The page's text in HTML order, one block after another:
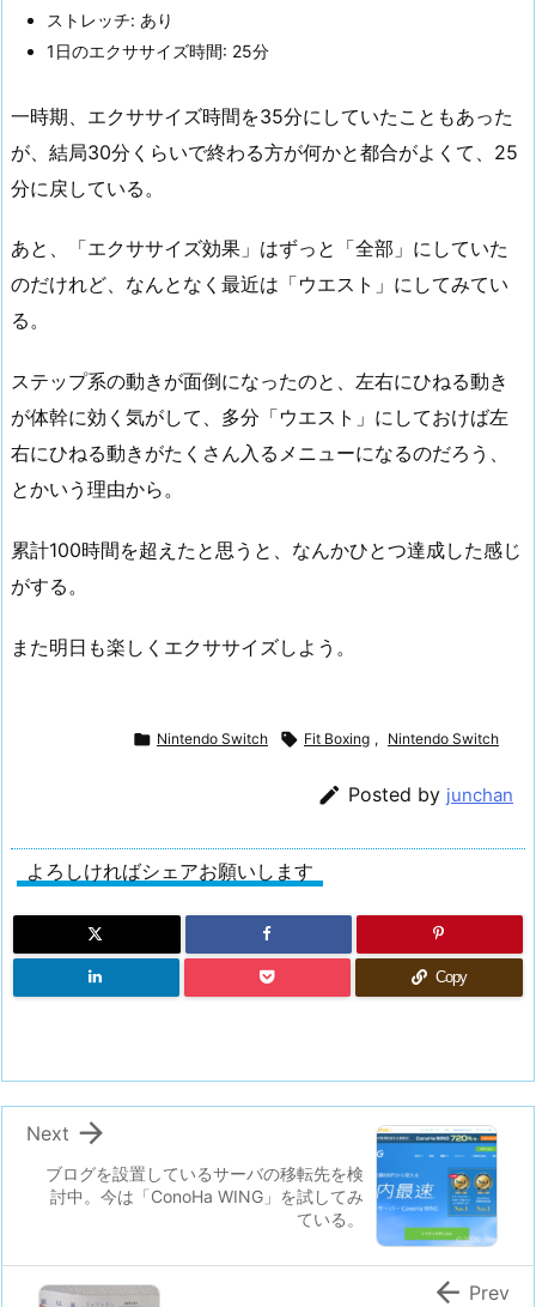
ストレッチ: あり
1日のエクササイズ時間: 25分
一時期、エクササイズ時間を35分にしていたこともあった
が、結局30分くらいで終わる方が何かと都合がよくて、25
分に戻している。
あと、「エクササイズ効果」はずっと「全部」にしていた
のだけれど、なんとなく最近は「ウエスト」にしてみてい
る。
ステップ系の動きが面倒になったのと、左右にひねる動き
が体幹に効く気がして、多分「ウエスト」にしておけば左
右にひねる動きがたくさん入るメニューになるのだろう、
とかいう理由から。
累計100時間を超えたと思うと、なんかひとつ達成した感じ
がする。
また明日も楽しくエクササイズしよう。
 Nintendo Switch  Fit Boxing , Nintendo Switch
 Posted by junchan
よろしければシェアお願いします
Copy
ブログを設置しているサーバの移転先を検
討中。今は「ConoHa WING」を試してみ
ている。

Next
 Prev